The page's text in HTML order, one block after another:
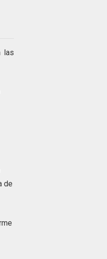
las
de